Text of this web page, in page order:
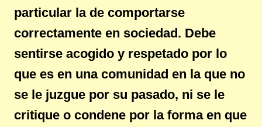
particular la de comportarse
correctamente en sociedad. Debe
sentirse acogido y respetado por lo
que es en una comunidad en la que no
se le juzgue por su pasado, ni se le
critique o condene por la forma en que